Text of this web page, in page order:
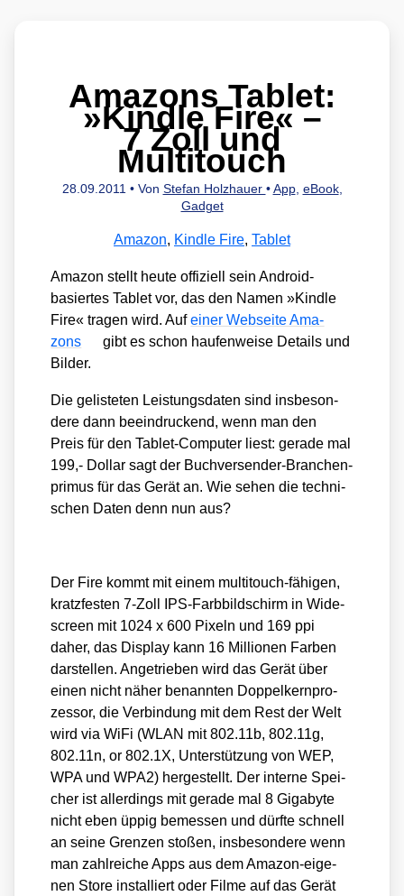
Amazons Tablet:
»Kindle Fire« –
7 Zoll und
Multitouch
28.09.2011 • Von Stefan Holzhauer • App, eBook,
Gadget
Amazon, Kindle Fire, Tablet
Ama­zon stellt heu­te offi­zi­ell sein Android-
basier­tes Tablet vor, das den Namen »Kind­le
Fire« tra­gen wird. Aufeiner Web­sei­te Ama­
zons
gibt es schon hau­fen­wei­se Details und
Bil­der.
Die gelis­te­ten Leis­tungs­da­ten sind ins­be­son­
de­re dann beein­dru­ckend, wenn man den
Preis für den Tablet-Com­pu­ter liest: gera­de mal
199,- Dol­lar sagt der Buch­ver­sen­der-Bran­chen­
pri­mus für das Gerät an. Wie sehen die tech­ni­
schen Daten denn nun aus?
Der Fire kommt mit einem mul­ti­touch-fähi­gen,
kratz­fes­ten 7‑Zoll IPS-Farb­bild­schirm in Wide­
screen mit 1024 x 600 Pixeln und 169 ppi
daher, das Dis­play kann 16 Mil­lio­nen Far­ben
dar­stel­len. Ange­trie­ben wird das Gerät über
einen nicht näher benann­ten Dop­pel­kern­pro­
zes­sor, die Ver­bin­dung mit dem Rest der Welt
wird via WiFi (WLAN mit 802.11b, 802.11g,
802.11n, or 802.1X, Unter­stüt­zung von WEP,
WPA und WPA2) her­ge­stellt. Der inter­ne Spei­
cher ist aller­dings mit gera­de mal 8 Giga­byte
nicht eben üppig bemes­sen und dürf­te schnell
an sei­ne Gren­zen sto­ßen, ins­be­son­de­re wenn
man zahl­rei­che Apps aus dem Ama­zon-eige­
nen Store instal­liert oder Fil­me auf das Gerät